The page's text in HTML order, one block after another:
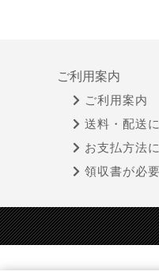
ご利用案内
ご利用案内
送料・配送
お支払方法
領収書が必